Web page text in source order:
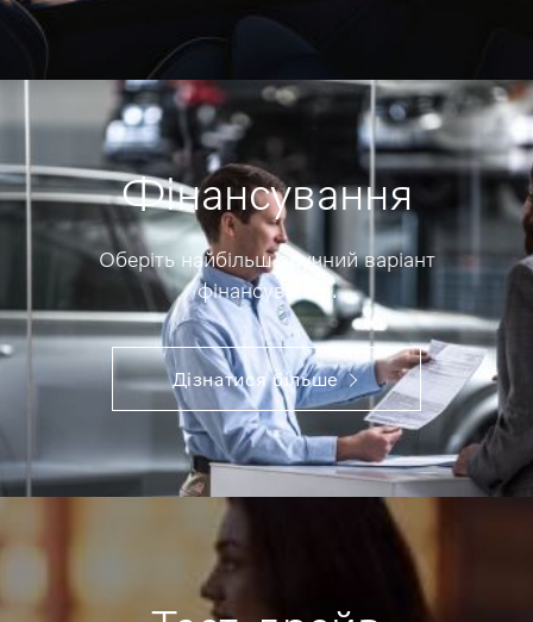
Фінансування
Оберіть найбільш зручний варіант
фінансування.
Дізнатися більше